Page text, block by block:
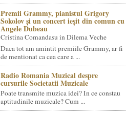
Premii Grammy, pianistul Grigory
Sokolov și un concert ieșit din comun cu
Angele Dubeau
Cristina Comandasu in Dilema Veche
Daca tot am amintit premiile Grammy, ar fi
de mentionat ca cea care a ...
Radio Romania Muzical despre
cursurile Societatii Muzicale
Poate transmite muzica idei? In ce constau
aptitudinile muzicale? Cum ...